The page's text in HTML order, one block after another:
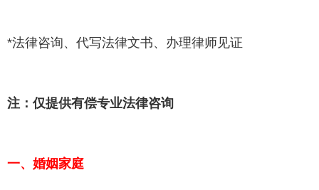
*法律咨询、代写法律文书、办理律师见证
注：仅提供有偿专业法律咨询
一、婚姻家庭